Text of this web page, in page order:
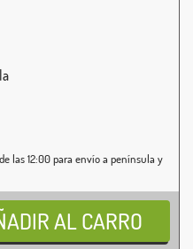
las 12:00 para envío a península y